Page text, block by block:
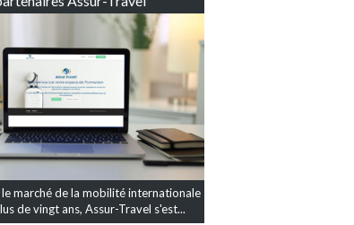
marché de la mobilité internationale
de vingt ans, Assur-Travel s'est...